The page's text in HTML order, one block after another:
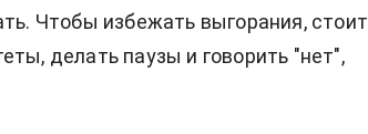
Чтобы избежать выгорания, стоит
делать паузы и говорить "нет",